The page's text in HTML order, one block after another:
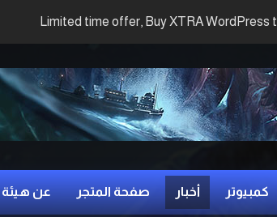
Limited time offer, Buy XTRA WordPress
كمبيوتر أخبار صفحة المتجر عن هيئة